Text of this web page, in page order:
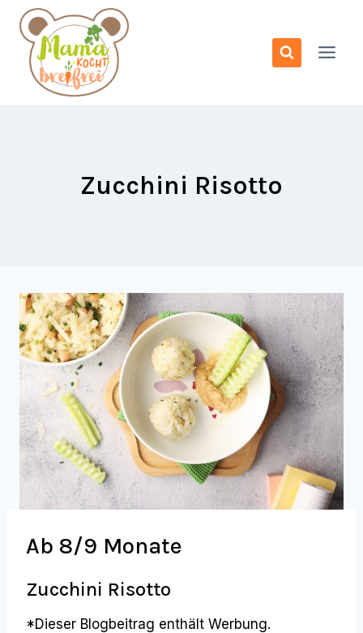
Zum
Inhalt
springen
Zucchini Risotto
Ab 8/9 Monate
Zucchini Risotto
*Dieser Blogbeitrag enthält Werbung.